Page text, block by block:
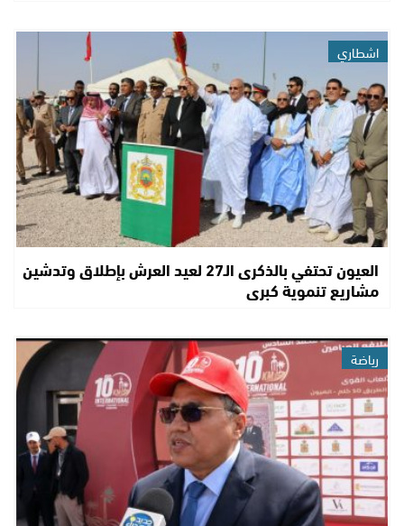
اشطاري
العيون تحتفي بالذكرى الـ27 لعيد العرش بإطلاق وتدشين
مشاريع تنموية كبرى
رياضة